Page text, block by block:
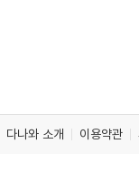
다나와 소개 이용약관